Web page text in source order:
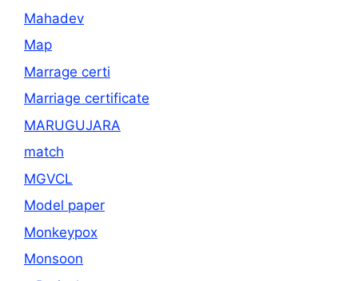
Mahadev
Map
Marrage certi
Marriage certificate
MARUGUJARA
match
MGVCL
Model paper
Monkeypox
Monsoon